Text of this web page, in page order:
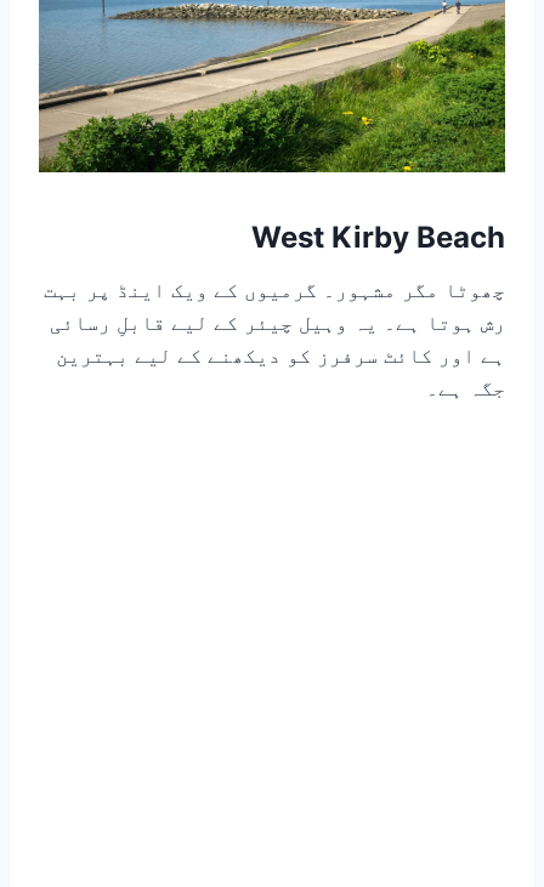
West Kirby Beach
چھوٹا مگر مشہور۔ گرمیوں کے ویک اینڈ پر بہت
رش ہوتا ہے۔ یہ وہیل چیئر کے لیے قابلِ رسائی
ہے اور کائٹ سرفرز کو دیکھنے کے لیے بہترین
جگہ ہے۔